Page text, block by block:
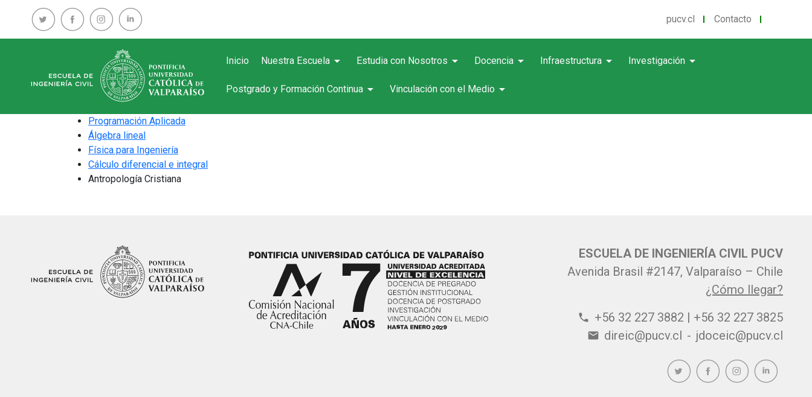
pucv.cl Contacto
Inicio Nuestra Escuela arrow_drop_down Estudia con Nosotros arrow_drop_down Docencia arrow_drop_down Infraestructura arrow_drop_down Investigación arrow_drop_down
Postgrado y Formación Continua arrow_drop_down Vinculación con el Medio arrow_drop_down
Programación Aplicada
Álgebra lineal
Física para Ingeniería
Cálculo diferencial e integral
Antropología Cristiana
ESCUELA DE INGENIERÍA CIVIL PUCV
Avenida Brasil #2147, Valparaíso – Chile
¿Cómo llegar?
phone +56 32 227 3882 | +56 32 227 3825
email direic@pucv.cl - jdoceic@pucv.cl